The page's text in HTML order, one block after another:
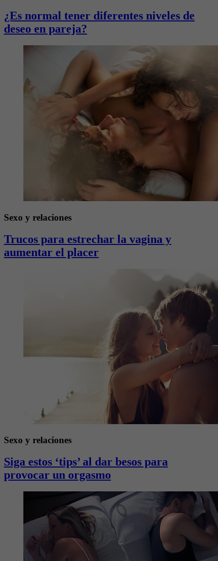
¿Es normal tener diferentes niveles de
deseo en pareja?
Sexo y relaciones
Trucos para estrechar la vagina y
aumentar el placer
Sexo y relaciones
Siga estos ‘tips’ al dar besos para
provocar un orgasmo